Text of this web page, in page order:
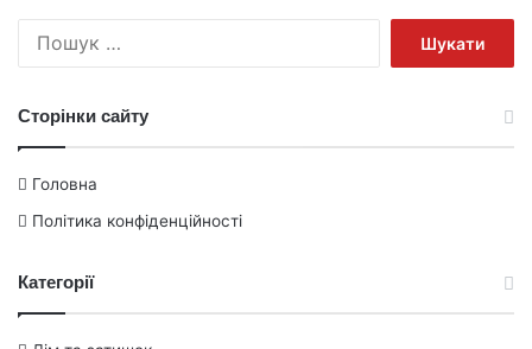
Сторінки сайту
Головна
Політика конфіденційності
Категорії